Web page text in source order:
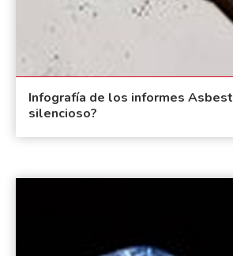
Infografía de los informes
silencioso?